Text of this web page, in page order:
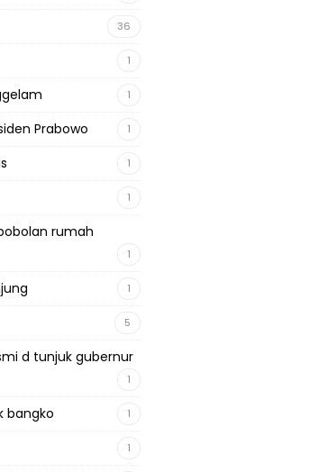
36
1
1
Prabowo 1
1
1
rumah
1
1
5
d tunjuk gubernur
1
bangko 1
1